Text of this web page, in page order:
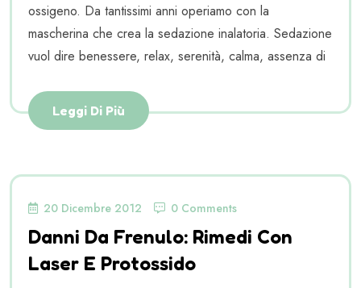
ossigeno. Da tantissimi anni operiamo con la
mascherina che crea la sedazione inalatoria. Sedazione
vuol dire benessere, relax, serenità, calma, assenza di
Leggi Di Più
20 Dicembre 2012 0 Comments
Danni Da Frenulo: Rimedi Con
Laser E Protossido